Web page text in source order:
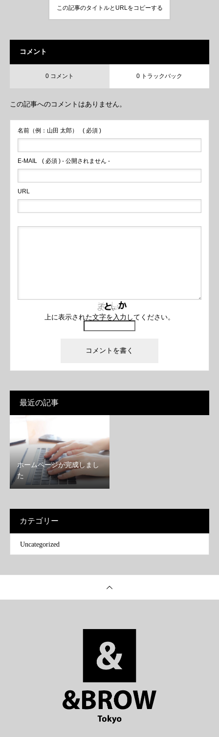
この記事のタイトルとURLをコピーする
コメント
0 コメント 0 トラックバック
この記事へのコメントはありません。
名前（例：山田 太郎） ( 必須 )
E-MAIL ( 必須 ) - 公開されません -
URL
上に表示された文字を入力してください。
最近の記事
ホームページが完成しまし
た
カテゴリー
Uncategorized